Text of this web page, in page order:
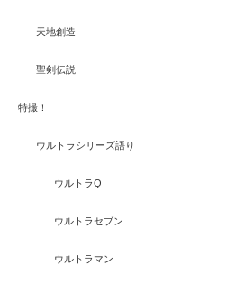
天地創造
聖剣伝説
特撮！
ウルトラシリーズ語り
ウルトラQ
ウルトラセブン
ウルトラマン